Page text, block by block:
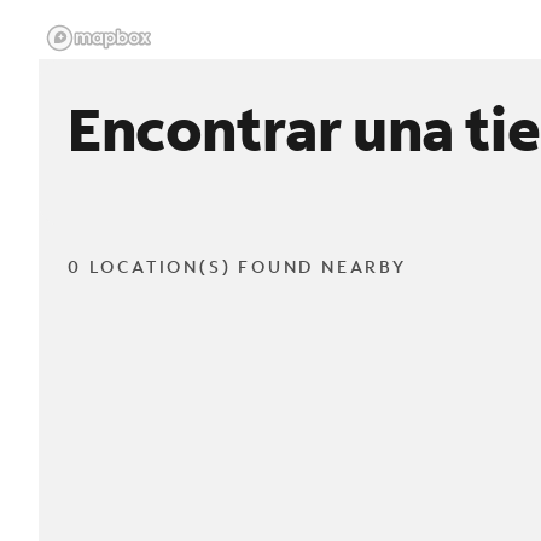
Encontrar una
0 LOCATION(S) FOUND NEARBY